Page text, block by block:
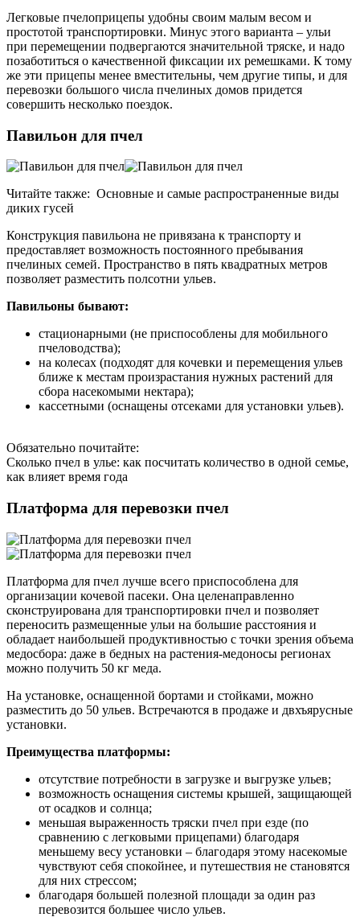
Легковые пчелоприцепы удобны своим малым весом и
простотой транспортировки. Минус этого варианта – ульи
при перемещении подвергаются значительной тряске, и надо
позаботиться о качественной фиксации их ремешками. К тому
же эти прицепы менее вместительны, чем другие типы, и для
перевозки большого числа пчелиных домов придется
совершить несколько поездок.
Павильон для пчел
Читайте также: Основные и самые распространенные виды
диких гусей
Конструкция павильона не привязана к транспорту и
предоставляет возможность постоянного пребывания
пчелиных семей. Пространство в пять квадратных метров
позволяет разместить полсотни ульев.
Павильоны бывают:
стационарными (не приспособлены для мобильного
пчеловодства);
на колесах (подходят для кочевки и перемещения ульев
ближе к местам произрастания нужных растений для
сбора насекомыми нектара);
кассетными (оснащены отсеками для установки ульев).
Обязательно почитайте:
Сколько пчел в улье: как посчитать количество в одной семье,
как влияет время года
Платформа для перевозки пчел
Платформа для пчел лучше всего приспособлена для
организации кочевой пасеки. Она целенаправленно
сконструирована для транспортировки пчел и позволяет
переносить размещенные ульи на большие расстояния и
обладает наибольшей продуктивностью с точки зрения объема
медосбора: даже в бедных на растения-медоносы регионах
можно получить 50 кг меда.
На установке, оснащенной бортами и стойками, можно
разместить до 50 ульев. Встречаются в продаже и двхъярусные
установки.
Преимущества платформы:
отсутствие потребности в загрузке и выгрузке ульев;
возможность оснащения системы крышей, защищающей
от осадков и солнца;
меньшая выраженность тряски пчел при езде (по
сравнению с легковыми прицепами) благодаря
меньшему весу установки – благодаря этому насекомые
чувствуют себя спокойнее, и путешествия не становятся
для них стрессом;
благодаря большей полезной площади за один раз
перевозится большее число ульев.